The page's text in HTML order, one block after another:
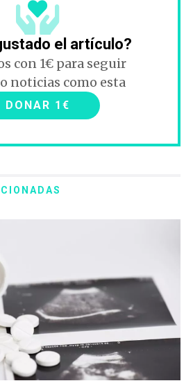
el artículo?
con 1€ para seguir
noticias como esta
DONAR 1€